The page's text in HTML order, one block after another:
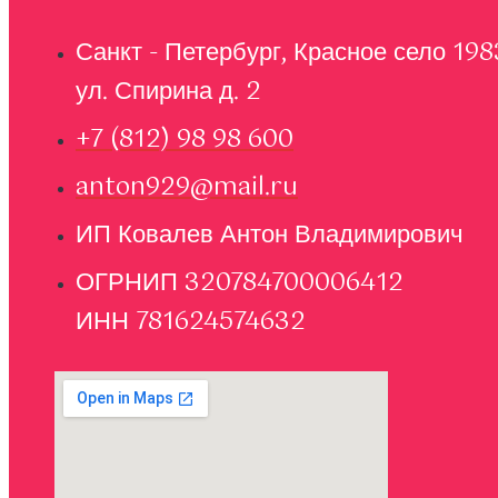
Санкт - Петербург, Красное село
ул. Спирина д. 2
+7 (812) 98 98 600
anton929@mail.ru
ИП Ковалев Антон Владимирович
ОГРНИП 320784700006412
ИНН 781624574632